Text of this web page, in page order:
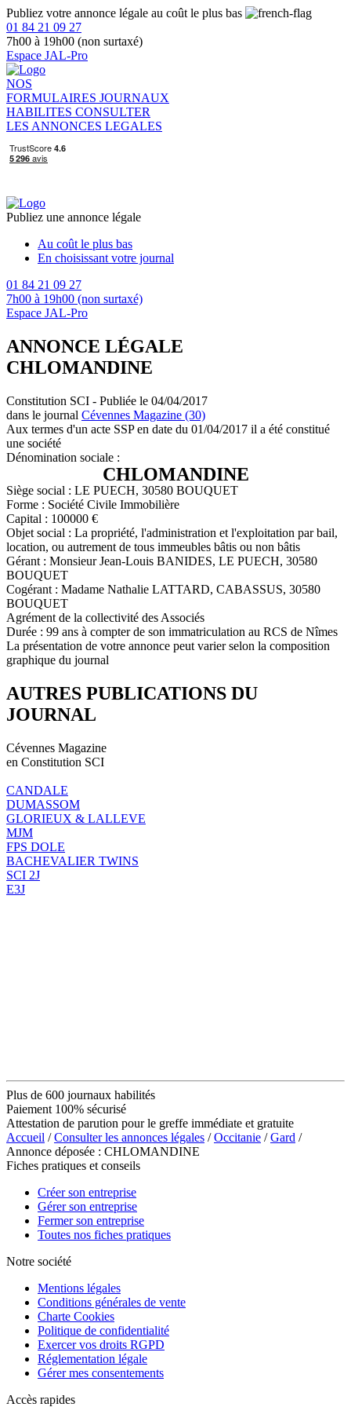
Publiez votre annonce légale au coût le plus bas
01 84 21 09 27
7h00 à 19h00 (non surtaxé)
Espace JAL-Pro
NOS
FORMULAIRES JOURNAUX
HABILITES CONSULTER
LES ANNONCES LEGALES
Publiez une annonce légale
Au coût le plus bas
En choisissant votre journal
01 84 21 09 27
7h00 à 19h00 (non surtaxé)
Espace JAL-Pro
ANNONCE LÉGALE
CHLOMANDINE
Constitution SCI - Publiée le 04/04/2017
dans le journal Cévennes Magazine (30)
Aux termes d'un acte SSP en date du 01/04/2017 il a été constitué
une société
Dénomination sociale :
CHLOMANDINE
Siège social : LE PUECH, 30580 BOUQUET
Forme : Société Civile Immobilière
Capital : 100000 €
Objet social : La propriété, l'administration et l'exploitation par bail,
location, ou autrement de tous immeubles bâtis ou non bâtis
Gérant : Monsieur Jean-Louis BANIDES, LE PUECH, 30580
BOUQUET
Cogérant : Madame Nathalie LATTARD, CABASSUS, 30580
BOUQUET
Agrément de la collectivité des Associés
Durée : 99 ans à compter de son immatriculation au RCS de Nîmes
La présentation de votre annonce peut varier selon la composition
graphique du journal
AUTRES PUBLICATIONS DU
JOURNAL
Cévennes Magazine
en Constitution SCI
CANDALE
DUMASSOM
GLORIEUX & LALLEVE
MJM
FPS DOLE
BACHEVALIER TWINS
SCI 2J
E3J
Plus de 600 journaux habilités
Paiement 100% sécurisé
Attestation de parution pour le greffe immédiate et gratuite
Accueil /Consulter les annonces légales /Occitanie /Gard /
Annonce déposée : CHLOMANDINE
Fiches pratiques et conseils
Créer son entreprise
Gérer son entreprise
Fermer son entreprise
Toutes nos fiches pratiques
Notre société
Mentions légales
Conditions générales de vente
Charte Cookies
Politique de confidentialité
Exercer vos droits RGPD
Réglementation légale
Gérer mes consentements
Accès rapides